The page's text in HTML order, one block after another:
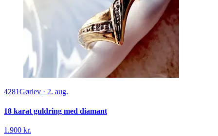
4281Gørlev · 2. aug.
18 karat guldring med diamant
1.900 kr.